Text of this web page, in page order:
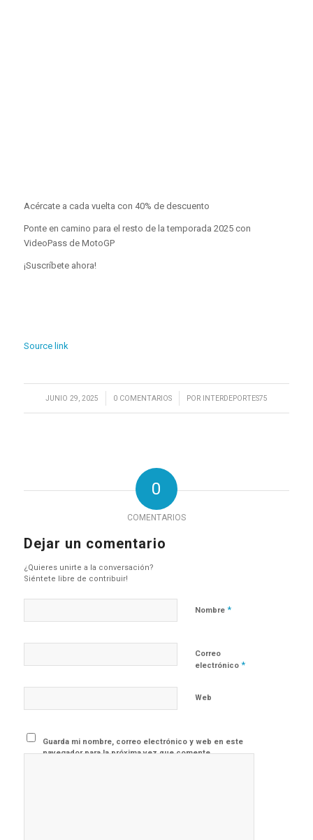
Acércate a cada vuelta con 40% de descuento
Ponte en camino para el resto de la temporada 2025 con
VideoPass de MotoGP
¡Suscríbete ahora!
Source link
JUNIO 29, 2025
/ 0 COMENTARIOS
/ POR INTERDEPORTES75
0
COMENTARIOS
Dejar un comentario
¿Quieres unirte a la conversación?
Siéntete libre de contribuir!
Nombre *
Correo
electrónico *
Web
Guarda mi nombre, correo electrónico y web en este
navegador para la próxima vez que comente.